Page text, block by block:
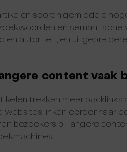
scoren gemiddeld
en
en autoriteit, en
content vaak
trekken meer
websites linken eerder naar
bezoekers bij langere